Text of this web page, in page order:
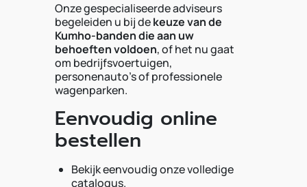
Onze gespecialiseerde adviseurs
begeleiden u bij dekeuze van de
Kumho-banden die aan uw
behoeften voldoen, of het nu gaat
om bedrijfsvoertuigen,
personenauto's of professionele
wagenparken.
Eenvoudig online
bestellen
Bekijk eenvoudig onze volledige
catalogus.